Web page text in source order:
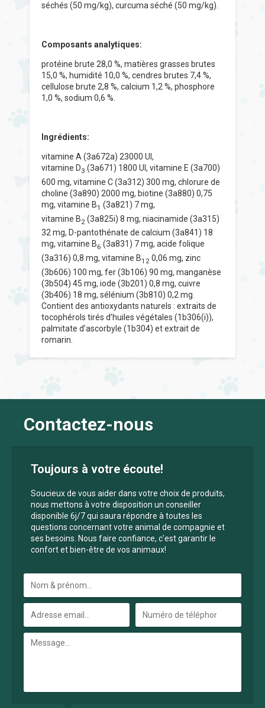
séchés (50 mg/kg), curcuma séché (50 mg/kg).
Composants analytiques:
protéine brute 28,0 %, matières grasses brutes
15,0 %, humidité 10,0 %, cendres brutes 7,4 %,
cellulose brute 2,8 %, calcium 1,2 %, phosphore
1,0 %, sodium 0,6 %.
Ingrédients:
vitamine A (3a672a) 23000 UI,
vitamine D3 (3a671) 1800 UI, vitamine E (3a700)
600 mg, vitamine C (3a312) 300 mg, chlorure de
choline (3a890) 2000 mg, biotine (3a880) 0,75
mg, vitamine B1 (3a821) 7 mg,
vitamine B2 (3a825i) 8 mg, niacinamide (3a315)
32 mg, D-pantothénate de calcium (3a841) 18
mg, vitamine B6 (3a831) 7 mg, acide folique
(3a316) 0,8 mg, vitamine B12 0,06 mg, zinc
(3b606) 100 mg, fer (3b106) 90 mg, manganèse
(3b504) 45 mg, iode (3b201) 0,8 mg, cuivre
(3b406) 18 mg, sélénium (3b810) 0,2 mg.
Contient des antioxydants naturels : extraits de
tocophérols tirés d’huiles végétales (1b306(i)),
palmitate d’ascorbyle (1b304) et extrait de
romarin.
Contactez-nous
Toujours à votre écoute!
Soucieux de vous aider dans votre choix de produits,
nous mettons à votre disposition un conseiller
disponible 6j/7 qui saura répondre à toutes les
questions concernant votre animal de compagnie et
ses besoins. Nous faire confiance, c'est garantir le
confort et bien-être de vos animaux!